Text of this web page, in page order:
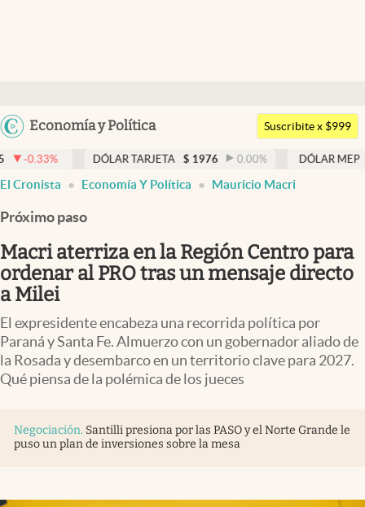
Argentina
Uruguay
Economía y Política
Members
Economía y Política
Finanzas y Mercados
Mercados Online
Negocios
Columnistas
Apertura
Infotechnology
Clima
Eventos Corporativos
Suscribite x $999
DÓLAR TARJETA $ 1976 0.00% DÓLAR MEP $ 1526,03
El Cronista Economía Y Política Mauricio Macri
Próximo paso
Macri aterriza en la Región Centro para
ordenar al PRO tras un mensaje directo
a Milei
El expresidente encabeza una recorrida política por
Paraná y Santa Fe. Almuerzo con un gobernador aliado de
la Rosada y desembarco en un territorio clave para 2027.
Qué piensa de la polémica de los jueces
Negociación. Santilli presiona por las PASO y el Norte Grande le
puso un plan de inversiones sobre la mesa